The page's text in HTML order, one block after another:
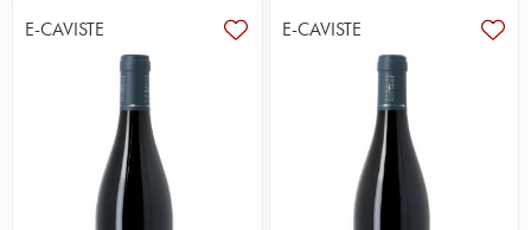
commencer, 2,5 hectares de vignes. En 1986, les
deux fils de Fernand, Philippe et Vincent prennent
la relève, agrandissent le domaine (10 hectares
sur 18 appellations aujourd'hui) et modernisent ses
installations. Ensemble, ils produisent des vins dans
un style classique bourguignon, avec une bonne
densité mais sans excès et une expression franche
des terroirs. Ils s'appuient sur de superbes
parcelles sur les villages de Morey, Chambolle,
E-CAVISTE E-CAVISTE